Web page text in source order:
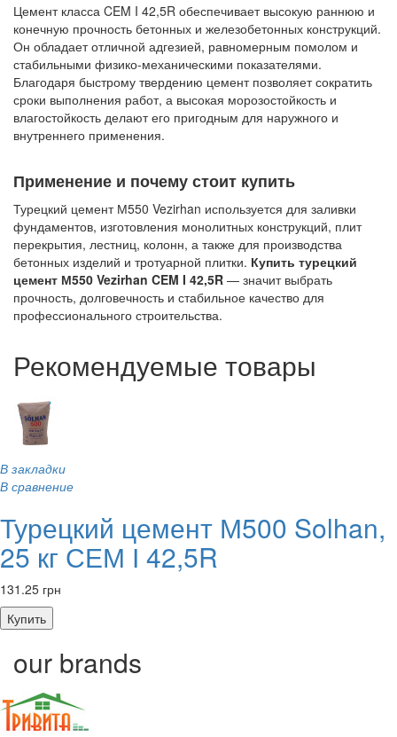
Цемент класса CEM I 42,5R обеспечивает высокую раннюю и
конечную прочность бетонных и железобетонных конструкций.
Он обладает отличной адгезией, равномерным помолом и
стабильными физико-механическими показателями.
Благодаря быстрому твердению цемент позволяет сократить
сроки выполнения работ, а высокая морозостойкость и
влагостойкость делают его пригодным для наружного и
внутреннего применения.
Применение и почему стоит купить
Турецкий цемент М550 Vezirhan используется для заливки
фундаментов, изготовления монолитных конструкций, плит
перекрытия, лестниц, колонн, а также для производства
бетонных изделий и тротуарной плитки. Купить турецкий
цемент М550 Vezirhan CEM I 42,5R — значит выбрать
прочность, долговечность и стабильное качество для
профессионального строительства.
Рекомендуемые товары
В закладки
В сравнение
Турецкий цемент М500 Solhan,
25 кг СЕМ І 42,5R
131.25 грн
Купить
our brands